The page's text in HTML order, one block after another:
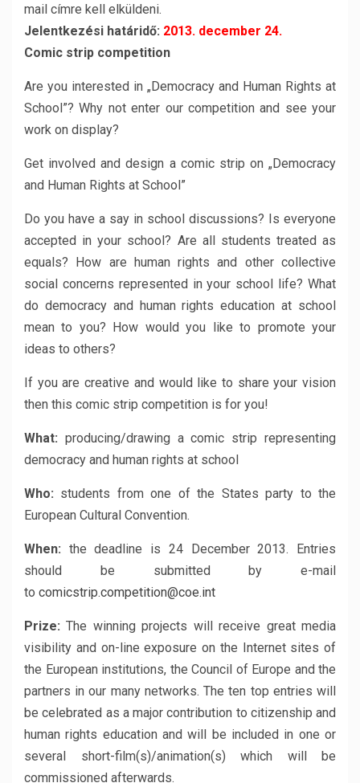
mail címre kell elküldeni.
Jelentkezési határidő: 2013. december 24.
Comic strip competition
Are you interested in „Democracy and Human Rights at
School”? Why not enter our competition and see your
work on display?
Get involved and design a comic strip on „Democracy
and Human Rights at School”
Do you have a say in school discussions? Is everyone
accepted in your school? Are all students treated as
equals? How are human rights and other collective
social concerns represented in your school life? What
do democracy and human rights education at school
mean to you? How would you like to promote your
ideas to others?
If you are creative and would like to share your vision
then this comic strip competition is for you!
What: producing/drawing a comic strip representing
democracy and human rights at school
Who: students from one of the States party to the
European Cultural Convention.
When: the deadline is 24 December 2013. Entries
should be submitted by e-mail
to comicstrip.competition@coe.int
Prize: The winning projects will receive great media
visibility and on-line exposure on the Internet sites of
the European institutions, the Council of Europe and the
partners in our many networks. The ten top entries will
be celebrated as a major contribution to citizenship and
human rights education and will be included in one or
several short-film(s)/animation(s) which will be
commissioned afterwards.